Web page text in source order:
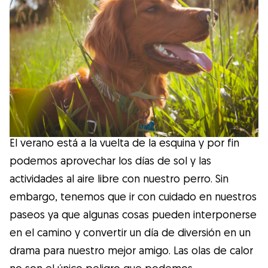
Salud
Accesorios
Educación Canina
Más contenido
Razas
Buscar cuidadores
¿Qué es Gudog?
El verano está a la vuelta de la esquina y por fin
podemos aprovechar los días de sol y las
actividades al aire libre con nuestro perro. Sin
embargo, tenemos que ir con cuidado en nuestros
paseos ya que algunas cosas pueden interponerse
en el camino y convertir un día de diversión en un
drama para nuestro mejor amigo. Las olas de calor